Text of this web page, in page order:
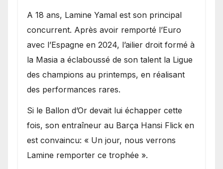
A 18 ans, Lamine Yamal est son principal
concurrent. Après avoir remporté l’Euro
avec l’Espagne en 2024, l’ailier droit formé à
la Masia a éclaboussé de son talent la Ligue
des champions au printemps, en réalisant
des performances rares.
Si le Ballon d’Or devait lui échapper cette
fois, son entraîneur au Barça Hansi Flick en
est convaincu: « Un jour, nous verrons
Lamine remporter ce trophée ».